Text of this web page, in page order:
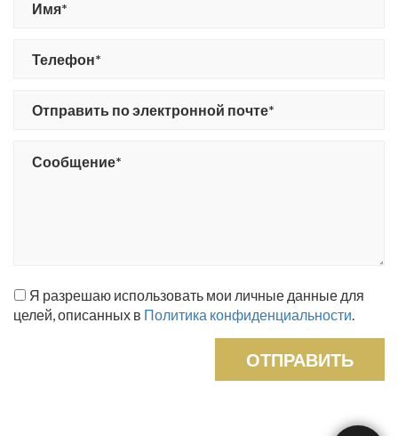
Я разрешаю использовать мои личные данные для
целей, описанных в Политика конфиденциальности.
ОТПРАВИТЬ